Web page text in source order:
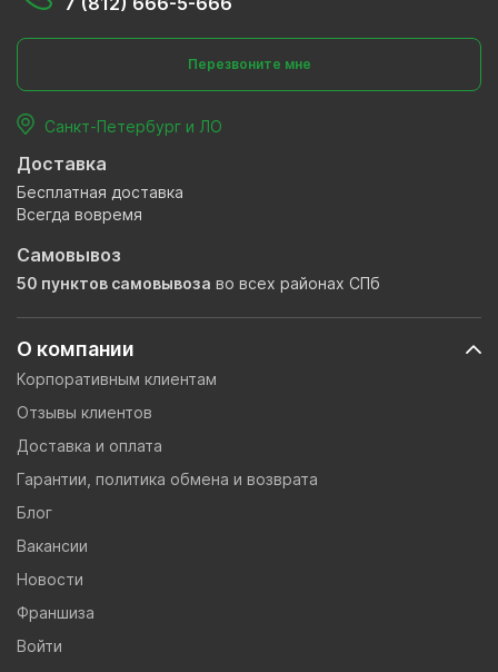
О компании
Корпоративным клиентам
Отзывы клиентов
Доставка и оплата
Гарантии, политика обмена и возврата
Блог
Вакансии
Новости
Франшиза
Войти
Перезвоните мне
Санкт-Петербург и ЛО
Доставка
Бесплатная доставка
Всегда вовремя
Самовывоз
50 пунктов самовывоза во всех районах СПб